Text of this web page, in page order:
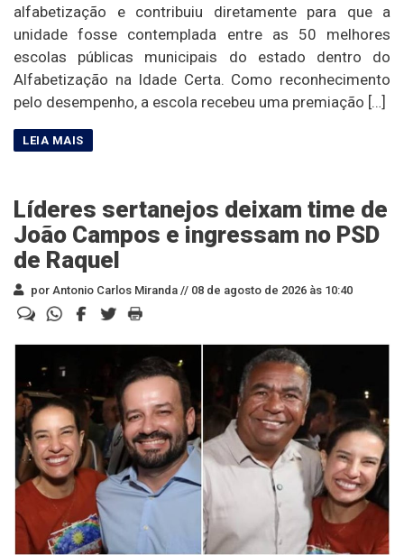
alfabetização e contribuiu diretamente para que a
unidade fosse contemplada entre as 50 melhores
escolas públicas municipais do estado dentro do
Alfabetização na Idade Certa. Como reconhecimento
pelo desempenho, a escola recebeu uma premiação […]
Líderes sertanejos deixam time de
João Campos e ingressam no PSD
de Raquel
por Antonio Carlos Miranda // 08 de agosto de 2026 às 10:40